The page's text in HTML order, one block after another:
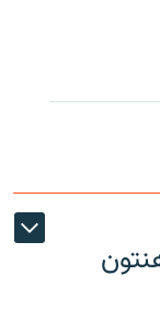
فعالیت ۹ پوهنتون